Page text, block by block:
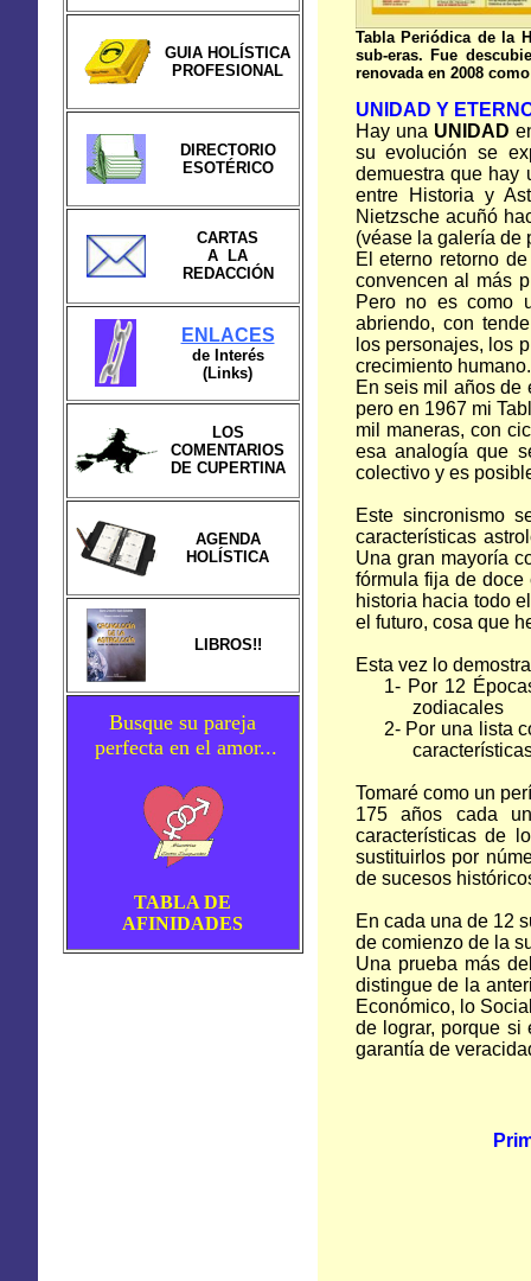
GUIA HOLÍSTICA
PROFESIONAL
DIRECTORIO
ESOTÉRICO
CARTAS
A LA
REDACCIÓN
ENLACES
de Interés
(Links)
LOS
COMENTARIOS
DE CUPERTINA
AGENDA
HOLÍSTICA
LIBROS!!
Busque su pareja
perfecta en el amor...
TABLA DE
AFINIDADES
Tabla Periódica de la
sub-eras. Fue
renovada en 2008
UNIDAD Y
Hay una UNIDAD
su evolución se
demuestra que hay
entre Historia y
Nietzsche acuñó
(véase la galería de
El eterno retorno
convencen al más
Pero no es como
abriendo, con
los personajes, los
crecimiento humano.
En seis mil años de
pero en 1967 mi
mil maneras, con
esa analogía que
colectivo y es
Este sincronismo
características
Una gran mayoría
fórmula fija de doce
historia hacia todo
el futuro, cosa que
Esta vez lo
1- Por 12
zodiacales
2- Por una lista
Tomaré como un
175 años cada
características de
sustituirlos por
de sucesos
En cada una de 12
de comienzo de la
Una prueba más
distingue de la
Económico, lo
de lograr, porque
garantía de